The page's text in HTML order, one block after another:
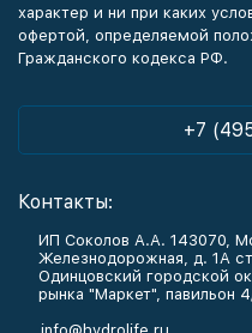
характер и ни при каких
офертой, определяемой
Гражданского кодекса РФ.
+7
Контакты:
ИП Соколов А.А. 143070,
Железнодорожная, д. 1А
Одинцовский городской
рынка "Маркет", павильон